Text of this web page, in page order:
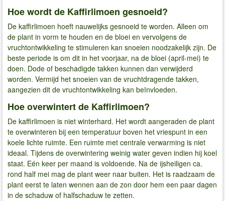
Hoe wordt de Kaffirlimoen gesnoeid?
De kaffirlimoen hoeft nauwelijks gesnoeid te worden. Alleen om
de plant in vorm te houden en de bloei en vervolgens de
vruchtontwikkeling te stimuleren kan snoeien noodzakelijk zijn. De
beste periode is om dit in het voorjaar, na de bloei (april-mei) te
doen. Dode of beschadigde takken kunnen dan verwijderd
worden. Vermijd het snoeien van de vruchtdragende takken,
aangezien dit de vruchtontwikkeling kan beïnvloeden.
Hoe overwintert de Kaffirlimoen?
De kaffirlimoen is niet winterhard. Het wordt aangeraden de plant
te overwinteren bij een temperatuur boven het vriespunt in een
koele lichte ruimte. Een ruimte met centrale verwarming is niet
ideaal. Tijdens de overwintering weinig water geven indien hij koel
staat. Eén keer per maand is voldoende. Na de ijsheiligen ca.
rond half mei mag de plant weer naar buiten. Het is raadzaam de
plant eerst te laten wennen aan de zon door hem een paar dagen
in de schaduw of halfschaduw te zetten.